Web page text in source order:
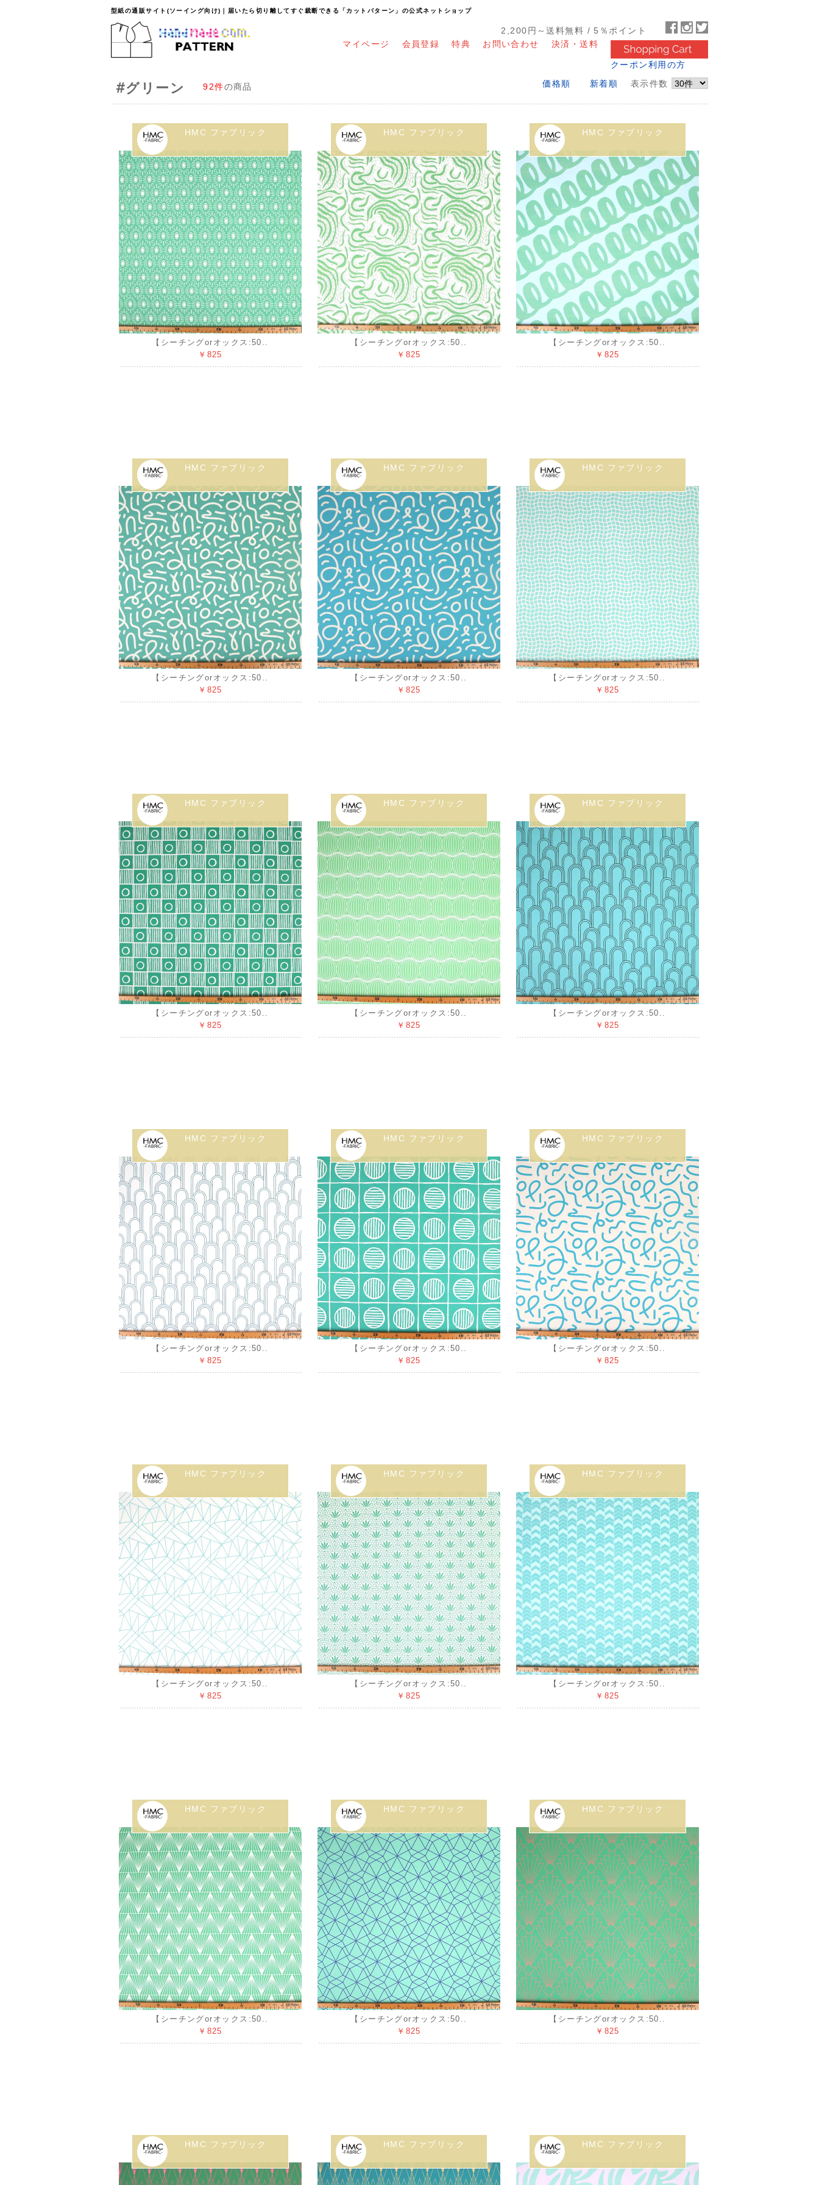
型紙の通販サイト(ソーイング向け)｜届いたら切り離してすぐ裁断できる「カットパターン」の公式ネットショップ
2,200円～送料無料 / 5％ポイント
マイページ 会員登録 特典 お問い合わせ 決済・送料
クーポン利用の方
#グリーン 92件の商品 価格順 新着順 表示件数
HMC ファブリック
【シーチングorオックス:50..
￥825
HMC ファブリック
【シーチングorオックス:50..
￥825
HMC ファブリック
【シーチングorオックス:50..
￥825
HMC ファブリック
【シーチングorオックス:50..
￥825
HMC ファブリック
【シーチングorオックス:50..
￥825
HMC ファブリック
【シーチングorオックス:50..
￥825
HMC ファブリック
【シーチングorオックス:50..
￥825
HMC ファブリック
【シーチングorオックス:50..
￥825
HMC ファブリック
【シーチングorオックス:50..
￥825
HMC ファブリック
【シーチングorオックス:50..
￥825
HMC ファブリック
【シーチングorオックス:50..
￥825
HMC ファブリック
【シーチングorオックス:50..
￥825
HMC ファブリック
【シーチングorオックス:50..
￥825
HMC ファブリック
【シーチングorオックス:50..
￥825
HMC ファブリック
【シーチングorオックス:50..
￥825
HMC ファブリック
【シーチングorオックス:50..
￥825
HMC ファブリック
【シーチングorオックス:50..
￥825
HMC ファブリック
【シーチングorオックス:50..
￥825
HMC ファブリック HMC ファブリック HMC ファブリック